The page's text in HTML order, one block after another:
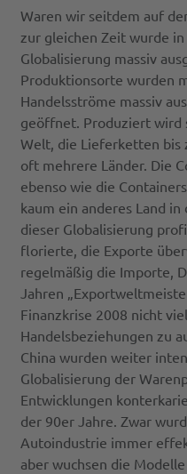
Waren wir seitdem auf
zur gleichen Zeit wurde
Globalisierung massiv
Produktionsorte wurden
Handelsströme massiv
geöffnet. Produziert wird
Welt, die Lieferketten bis
oft mehrere Länder. Die
ebenso wie die
kaum ein anderes Land
dieser Globalisierung
florierte, die Exporte
regelmäßig die Importe,
Jahren
Finanzkrise 2008 nicht
Handelsbeziehungen zu
China wurden weiter
Globalisierung der
Entwicklungen
der 90er Jahre. Zwar
Autoindustrie immer
aber wuchsen die